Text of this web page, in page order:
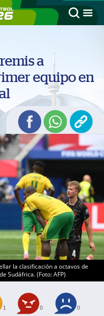
a
equipo en
la clasificación a octavos de
Sudáfrica. (Foto: AFP)
1 0 0